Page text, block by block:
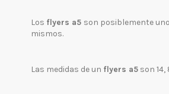
Los flyers a5 son posiblemente
mismos.
Las medidas de un flyers a5 son 14,